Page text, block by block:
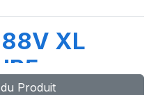
XL
Produit